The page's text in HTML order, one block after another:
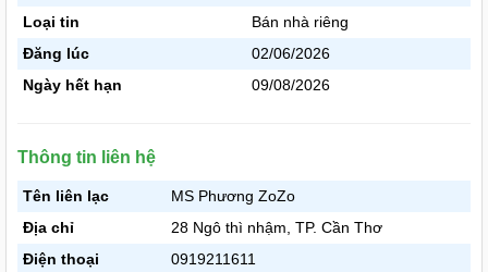
Loại tin
Bán nhà riêng
Đăng lúc
02/06/2026
Ngày hết hạn
09/08/2026
Thông tin liên hệ
Tên liên lạc
MS Phương ZoZo
Địa chỉ
28 Ngô thì nhậm, TP. Cần Thơ
Điện thoại
0919211611